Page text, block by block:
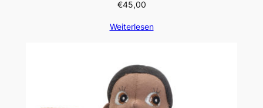
€45,00
Weiterlesen